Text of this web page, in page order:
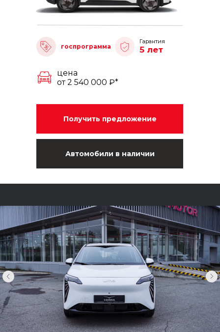
Получить предложение
Автомобили в наличии
Гарантия
5 лет
госпрограмма
цена
от 2 540 000 ₽*